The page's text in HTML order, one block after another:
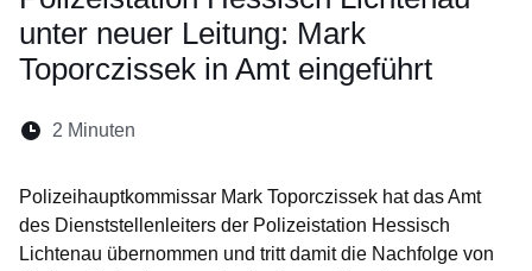
unter neuer Leitung: Mark
Toporczissek in Amt eingeführt
Lesedauer:
2 Minuten
Polizeihauptkommissar Mark Toporczissek hat das Amt
des Dienststellenleiters der Polizeistation Hessisch
Lichtenau übernommen und tritt damit die Nachfolge von